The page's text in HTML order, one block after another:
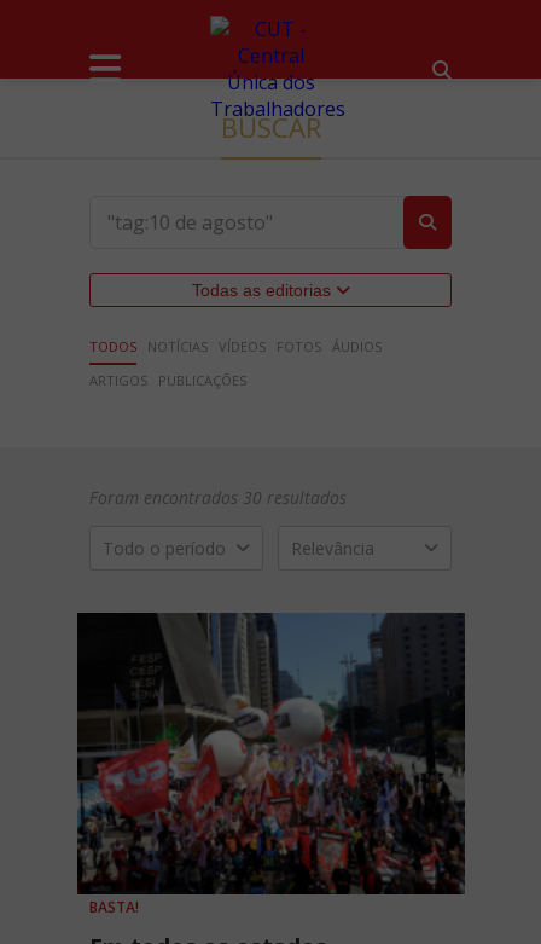
BUSCAR
Todas as editorias
TODOS NOTÍCIAS VÍDEOS FOTOS ÁUDIOS
ARTIGOS
PUBLICAÇÕES
Foram encontrados 30 resultados
Todo o período Relevância
BASTA!